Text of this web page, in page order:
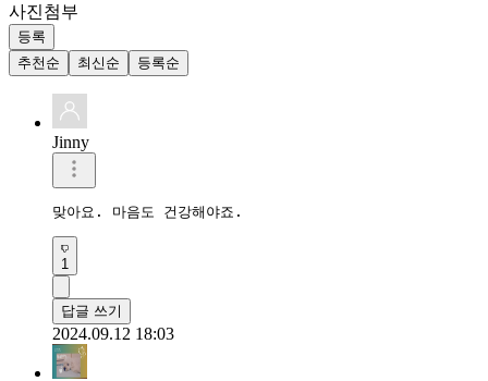
사진첨부
등록
추천순
최신순 등록순
Jinny
맞아요. 마음도 건강해야죠.
1
답글 쓰기
2024.09.12 18:03